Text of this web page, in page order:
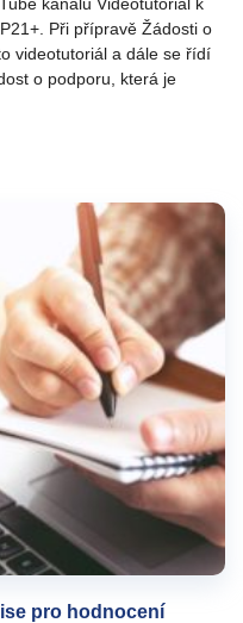
Při přípravě Žádosti o
videotutoriál a dále se řídí
o podporu, která je
pro hodnocení